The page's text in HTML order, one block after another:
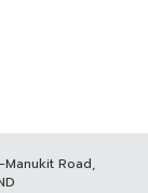
Road,